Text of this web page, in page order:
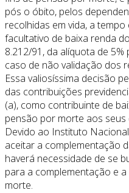
pós o óbito, pelos
recolhidas em vida, a
facultativo de baixa renda do
8.212/91, da alíquota de
caso de não validação dos
Essa valiosíssima decisão
das contribuições
(a), como contribuinte de
pensão por morte aos seus
Devido ao Instituto
aceitar a complementação
haverá necessidade de se
para a complementação e
morte.